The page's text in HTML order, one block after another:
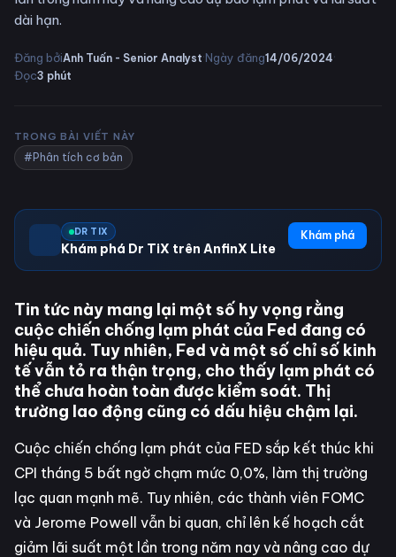
dài hạn.
Đăng bởiAnh Tuấn - Senior Analyst·Ngày đăng14/06/2024·
Đọc3 phút
TRONG BÀI VIẾT NÀY
#Phân tích cơ bản
DR TIX
Khám phá Dr TiX trên AnfinX Lite
Khám phá
Tin tức này mang lại một số hy vọng rằng
cuộc chiến chống lạm phát của Fed đang có
hiệu quả. Tuy nhiên, Fed và một số chỉ số kinh
tế vẫn tỏ ra thận trọng, cho thấy lạm phát có
thể chưa hoàn toàn được kiểm soát. Thị
trường lao động cũng có dấu hiệu chậm lại.
Cuộc chiến chống lạm phát của FED sắp kết thúc khi
CPI tháng 5 bất ngờ chạm mức 0,0%, làm thị trường
lạc quan mạnh mẽ. Tuy nhiên, các thành viên FOMC
và Jerome Powell vẫn bi quan, chỉ lên kế hoạch cắt
giảm lãi suất một lần trong năm nay và nâng cao dự